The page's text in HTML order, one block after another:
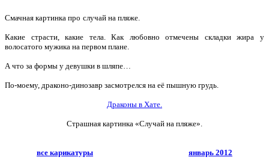
Смачная картинка про случай на пляже.
Какие страсти, какие тела. Как любовно отмечены складки жира у
волосатого мужика на первом плане.
А что за формы у девушки в шляпе…
По-моему, драконо-динозавр засмотрелся на её пышную грудь.
Драконы в Хате.
Страшная картинка «Случай на пляже».
все карикатуры январь 2012